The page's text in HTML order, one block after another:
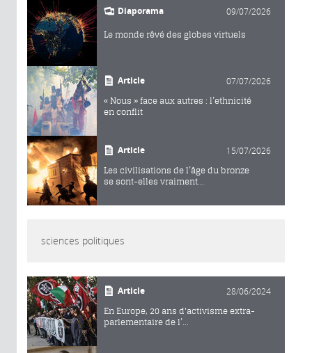
Diaporama 09/07/2026
Le monde rêvé des globes virtuels
Article 07/07/2026
« Nous » face aux autres : l’ethnicité
en conflit
Article 15/07/2026
Les civilisations de l’âge du bronze
se sont-elles vraiment...
sciences politiques
Article 28/06/2024
En Europe, 20 ans d'activisme extra-
parlementaire de l’...